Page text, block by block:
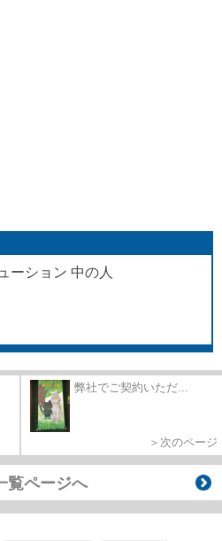
ーション 中の人
弊社でご契約いただ...
＞次のページ
覧ページへ